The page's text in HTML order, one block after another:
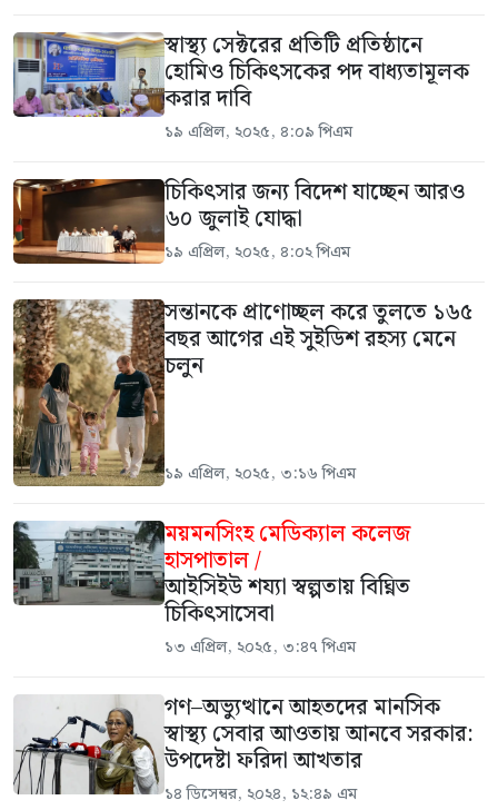
স্বাস্থ্য সেক্টরের প্রতিটি প্রতিষ্ঠানে
হোমিও চিকিৎসকের পদ বাধ্যতামূলক
করার দাবি
১৯ এপ্রিল, ২০২৫, ৪:০৯ পিএম
চিকিৎসার জন্য বিদেশ যাচ্ছেন আরও
৬০ জুলাই যোদ্ধা
১৯ এপ্রিল, ২০২৫, ৪:০২ পিএম
সন্তানকে প্রাণোচ্ছল করে তুলতে ১৬৫
বছর আগের এই সুইডিশ রহস্য মেনে
চলুন
১৯ এপ্রিল, ২০২৫, ৩:১৬ পিএম
ময়মনসিংহ মেডিক্যাল কলেজ
হাসপাতাল /
আইসিইউ শয্যা স্বল্পতায় বিঘ্নিত
চিকিৎসাসেবা
১৩ এপ্রিল, ২০২৫, ৩:৪৭ পিএম
গণ–অভ্যুত্থানে আহতদের মানসিক
স্বাস্থ্য সেবার আওতায় আনবে সরকার:
উপদেষ্টা ফরিদা আখতার
১৪ ডিসেম্বর, ২০২৪, ১২:৪৯ এম